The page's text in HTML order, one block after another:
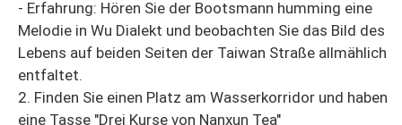
- Erfahrung: Hören Sie der Bootsmann humming eine
Melodie in Wu Dialekt und beobachten Sie das Bild des
Lebens auf beiden Seiten der Taiwan Straße allmählich
entfaltet.
2. Finden Sie einen Platz am Wasserkorridor und haben
eine Tasse "Drei Kurse von Nanxun Tea"